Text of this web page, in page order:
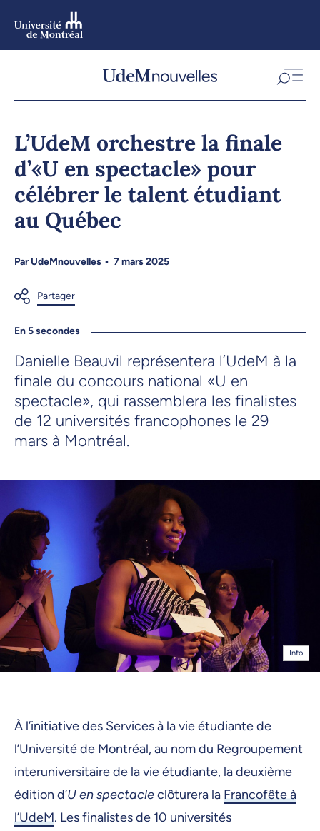
L’UdeM orchestre la finale
d’«U en spectacle» pour
célébrer le talent étudiant
au Québec
ParUdeMnouvelles 7 mars 2025
En 5 secondes
Danielle Beauvil représentera l’UdeM à la
finale du concours national «U en
spectacle», qui rassemblera les finalistes
de 12 universités francophones le 29
mars à Montréal.
Info
À l’initiative des Services à la vie étudiante de
l’Université de Montréal, au nom du Regroupement
interuniversitaire de la vie étudiante, la deuxième
édition d’U en spectacleclôturera la Francofête à
l’UdeM. Les finalistes de 10 universités